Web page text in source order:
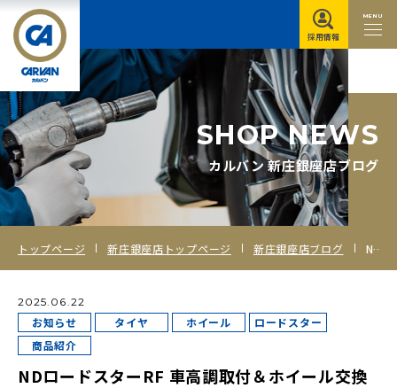
MENU
採用情報
SHOP NEWS
カルバン 新庄銀座店ブログ
トップページ 新庄銀座店トップページ 新庄銀座店ブログ NDロードスターRF 車高調取付＆ホイール交換
2025.06.22
お知らせ タイヤ ホイール
ロードスター
商品紹介
NDロードスターRF 車高調取付＆ホイール交換